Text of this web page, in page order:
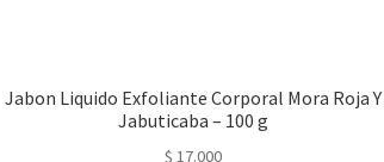
Jabon Liquido Exfoliante Corporal Mora Roja Y
Jabuticaba – 100 g
$ 17.000